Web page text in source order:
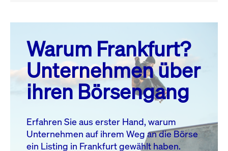
August 26
MO. DI. MI. DO. FR. SA. SO.
1
2
3
4 5 6 7 8
10 11 13 14
17
18 19 20 21 22
23
Warum Frankfurt?
Unternehmen über
ihren Börsengang
Erfahren Sie aus erster Hand, warum
Unternehmen auf ihrem Weg an die Börse
ein Listing in Frankfurt gewählt haben.